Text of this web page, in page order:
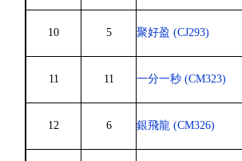
10 5 聚好盈 (CJ293)
11 11 一分一秒 (CM323)
12 6 銀飛龍 (CM326)